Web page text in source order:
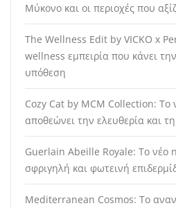
Μύκονο και οι περιοχές που
The Wellness Edit by VICKO x
wellness εμπειρία που κάνει
υπόθεση
Cozy Cat by MCM Collection:
αποθεώνει την ελευθερία και
Guerlain Abeille Royale: Το νέο
σφριγηλή και φωτεινή
Mediterranean Cosmos: Το